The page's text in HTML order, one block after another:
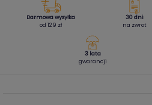
Darmowa wysyłka
od 129 zł
30 dni
na zwrot
3 lata
gwarancji